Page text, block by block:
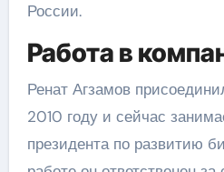
России.
Работа в
Ренат Агзамов
2010 году и сейчас
президента по развитию